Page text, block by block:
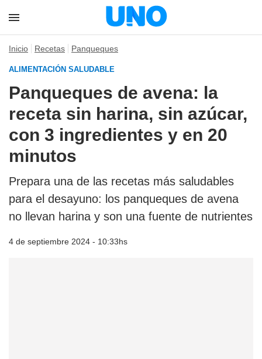
Inicio Recetas Panqueques
ALIMENTACIÓN SALUDABLE
Panqueques de avena: la
receta sin harina, sin azúcar,
con 3 ingredientes y en 20
minutos
Prepara una de las recetas más saludables
para el desayuno: los panqueques de avena
no llevan harina y son una fuente de nutrientes
4 de septiembre 2024 - 10:33hs